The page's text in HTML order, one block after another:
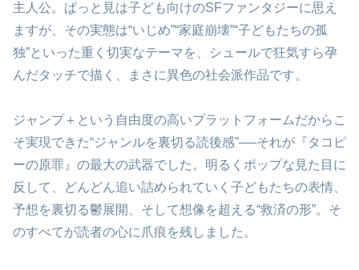
主人公。ぱっと見は子ども向けのSFファンタジーに思え
ますが、その実態は“いじめ”“家庭崩壊”“子どもたちの孤
独”といった重く切実なテーマを、シュールで狂気すら孕
んだタッチで描く、まさに異色の社会派作品です。
ジャンプ＋という自由度の高いプラットフォームだからこ
そ実現できた“ジャンルを裏切る読後感”──それが『タコピ
ーの原罪』の最大の武器でした。明るくポップな見た目に
反して、どんどん追い詰められていく子どもたちの表情、
予想を裏切る鬱展開、そして想像を超える“救済の形”。そ
のすべてが読者の心に爪痕を残しました。